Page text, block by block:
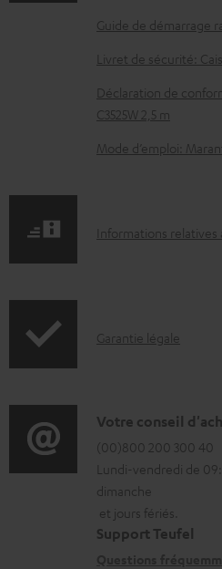
t
é
l
é
c
r
b
s
Guide de démarrage
Livret de sécurité:
Déclaration de
C3525W 2,5 m
Mode d’emploi:
I
r
t
i
o
n
s
Informations relatives
I
o
r
m
a
t
Garantie légale
D
é
t
a
i
Votre conseil
(00)800 200 300 40
Lundi-vendredi de
dimanche
et jours fériés.
Support Teufel